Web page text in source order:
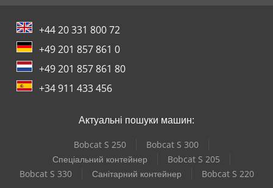
+44 20 331 800 72
+49 201 857 861 0
+49 201 857 861 80
+34 911 433 456
Актуальні пошуки машин:
Bobcat S 250
Bobcat S 300
Спеціальний контейнер
Bobcat S 205
Bobcat S 330
Санітарний контейнер Bobcat S 220